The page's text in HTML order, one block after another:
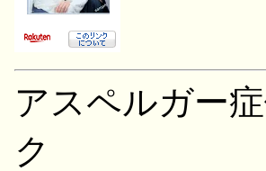
アスペルガー
ク